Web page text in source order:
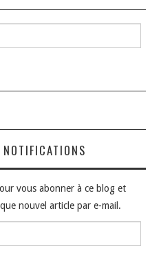
vous abonner à ce blog et
nouvel article par e-mail.